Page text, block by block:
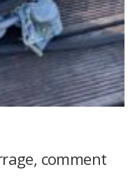
comment